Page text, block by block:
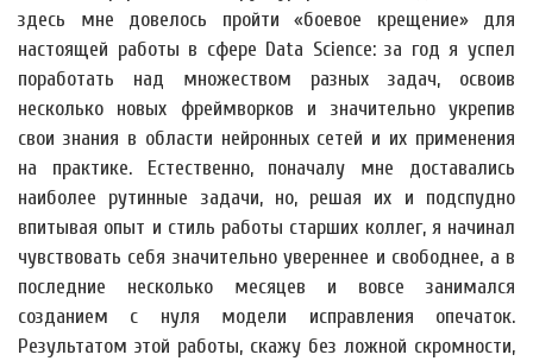
здесь мне довелось пройти «боевое крещение» для
настоящей работы в сфере Data Science: за год я успел
поработать над множеством разных задач, освоив
несколько новых фреймворков и значительно укрепив
свои знания в области нейронных сетей и их применения
на практике. Естественно, поначалу мне доставались
наиболее рутинные задачи, но, решая их и подспудно
впитывая опыт и стиль работы старших коллег, я начинал
чувствовать себя значительно увереннее и свободнее, а в
последние несколько месяцев и вовсе занимался
созданием с нуля модели исправления опечаток.
Результатом этой работы, скажу без ложной скромности,